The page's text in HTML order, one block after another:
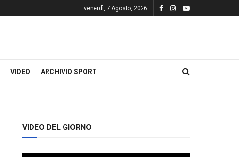
venerdì, 7 Agosto, 2026
VIDEO ARCHIVIO SPORT
VIDEO DEL GIORNO